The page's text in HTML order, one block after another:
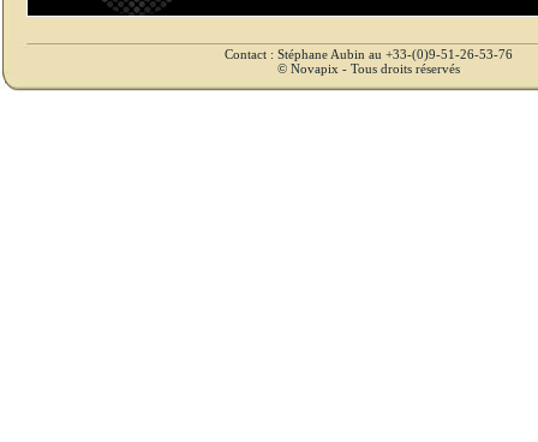
Contact : Stéphane Aubin au +33-(0)9-51-26-53-76
© Novapix - Tous droits réservés